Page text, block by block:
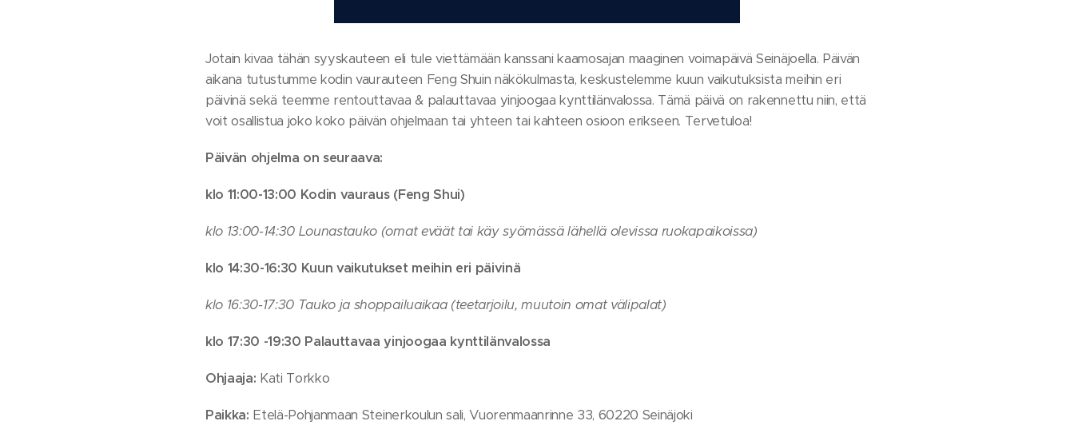
Jotain kivaa tähän syyskauteen eli tule viettämään kanssani kaamosajan maaginen voimapäivä Seinäjoella. Päivän
aikana tutustumme kodin vaurauteen Feng Shuin näkökulmasta, keskustelemme kuun vaikutuksista meihin eri
päivinä sekä teemme rentouttavaa & palauttavaa yinjoogaa kynttilänvalossa. Tämä päivä on rakennettu niin, että
voit osallistua joko koko päivän ohjelmaan tai yhteen tai kahteen osioon erikseen. Tervetuloa!
Päivän ohjelma on seuraava:
klo 11:00-13:00 Kodin vauraus (Feng Shui)
klo 13:00-14:30 Lounastauko (omat eväät tai käy syömässä lähellä olevissa ruokapaikoissa)
klo 14:30-16:30 Kuun vaikutukset meihin eri päivinä
klo 16:30-17:30 Tauko ja shoppailuaikaa (teetarjoilu, muutoin omat välipalat)
klo 17:30 -19:30 Palauttavaa yinjoogaa kynttilänvalossa
Ohjaaja: Kati Torkko
Paikka: Etelä-Pohjanmaan Steinerkoulun sali, Vuorenmaanrinne 33, 60220 Seinäjoki